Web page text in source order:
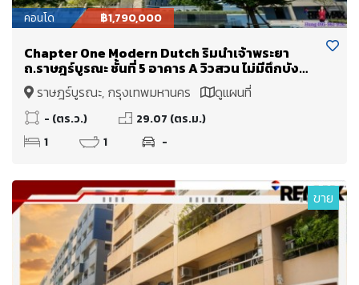
คอนโด ฿1,790,000
Chapter One Modern Dutch ริมน้ำเจ้าพระยา
ถ.ราษฎร์บูรณะ ชั้นที่ 5 อาคาร A วิวสวน ไม่มีตึกบัง
ขายเพียง 1.79 Mb.
ราษฎร์บูรณะ, กรุงเทพมหานคร ดูแผนที่
- (ตร.ว.)
29.07 (ตร.ม.)
1
1 -
ขาย